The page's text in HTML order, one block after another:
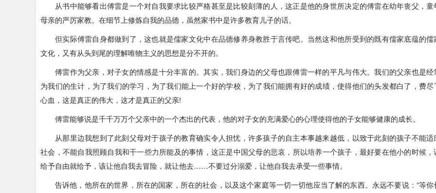
从书中能够看出傅雷是一个对自我要求比较严格甚至是比较刻薄的人，这正是他的身世所决定的傅雷在幼年丧父，童
母亲的严厉家教。在细节上修炼自我的品德，虽然家书中是许多教育儿子的话。
但实际傅雷自身都做到了，这也就是儒家文化中在品德修养身教胜于言传吧。当然这和他所受到的既有儒家底蕴的儒
文化，又有从头到尾的理解唯物主义的思想是分不开的。
傅雷作为父亲，对子女的情感是十分丰富的。其实，我们身边的父母也跟傅雷一样的平凡与伟大。我们的父亲也是经
为我们的生计，为了我们的学习，为了我们能上一个好的学校，为了我们能拥有好的成绩，使得他们的头发都白了，费尽
心血，这是真正的伟大，这才是真正的父亲!
傅雷能够说是千千万万个父亲中的一个杰出的代表，他的对子女的充满爱心的心理使得他的子女能够健康的成长。
从那里边我想到了此刻父母对于孩子的教育确实令人担忧，许多孩子的自主本事越来越低，以致于此刻的孩子不能适
社会，不能自我照顾自我和干一些力所能及的事情，这正是中国父母的悲哀，所以培养一个孩子，最好要在他小的时候，
给予自由就给予，该让他自我去冒险，就让他去……不要过分溺爱，让他自我去承受一些事情。
告诉他，他所在的世界，所在的国家，所在的社会，以及这个家庭等一切一切他应当了解的东西。永远不要说：“等你